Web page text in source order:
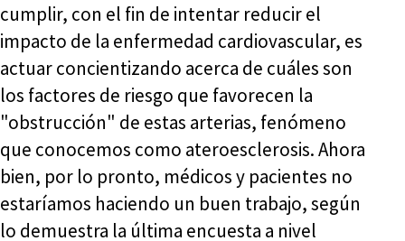
cumplir, con el fin de intentar reducir el
impacto de la enfermedad cardiovascular, es
actuar concientizando acerca de cuáles son
los factores de riesgo que favorecen la
"obstrucción" de estas arterias, fenómeno
que conocemos como ateroesclerosis. Ahora
bien, por lo pronto, médicos y pacientes no
estaríamos haciendo un buen trabajo, según
lo demuestra la última encuesta a nivel